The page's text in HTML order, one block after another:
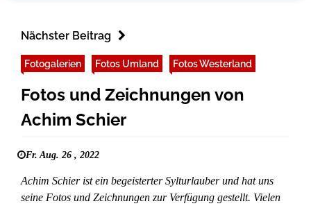
Nächster Beitrag
Fotogalerien Fotos Umland Fotos Westerland
Fotos und Zeichnungen von
Achim Schier
Fr. Aug. 26 , 2022
Achim Schier ist ein begeisterter Sylturlauber und hat uns
seine Fotos und Zeichnungen zur Verfügung gestellt. Vielen